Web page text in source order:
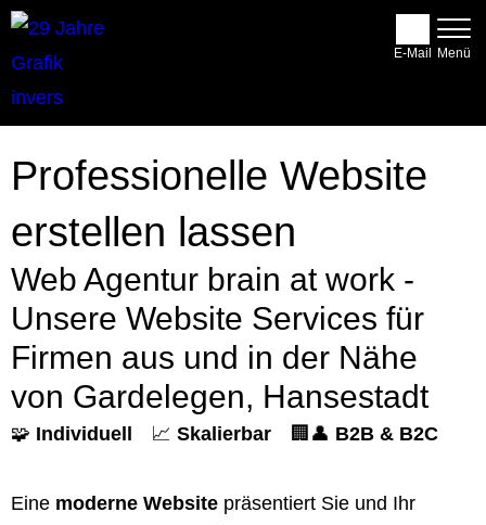
Professionelle Website
erstellen lassen
Web Agentur brain at work -
Unsere Website Services für
Firmen aus und in der Nähe
von Gardelegen, Hansestadt
🧩 Individuell 📈 Skalierbar 🏢👤 B2B & B2C
Eine moderne Website präsentiert Sie und Ihr